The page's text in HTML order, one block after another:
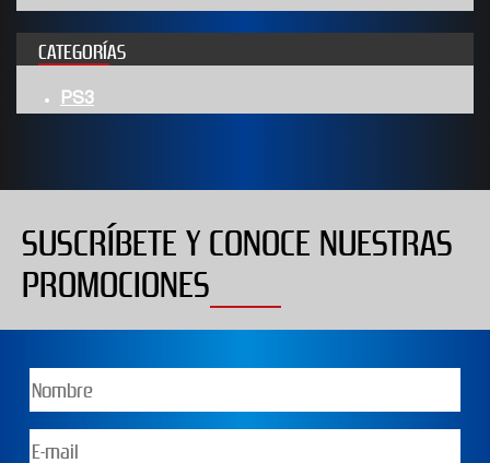
CATEGORÍAS
PS3
SUSCRÍBETE Y CONOCE NUESTRAS
PROMOCIONES